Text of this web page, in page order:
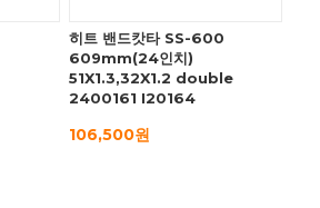
히트 밴드캇타 SS-600
609mm(24인치)
51X1.3,32X1.2 double
2400161 I20164
106,500원